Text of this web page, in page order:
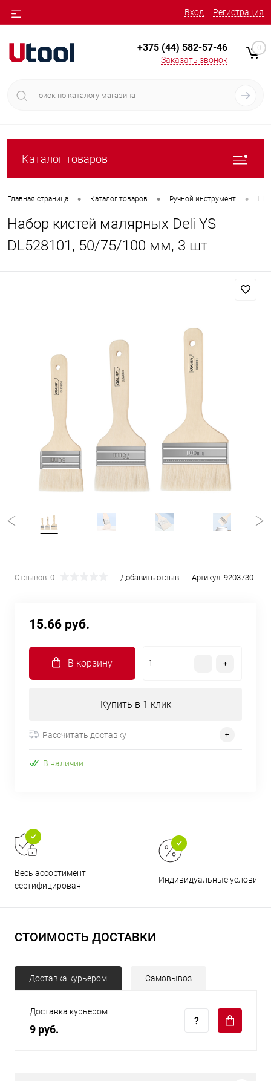
Вход Регистрация
+375 (44) 582-57-46
Заказать звонок
0
Каталог товаров
Главная страница • Каталог товаров • Ручной инструмент •
Набор кистей малярных Deli YS
DL528101, 50/75/100 мм, 3 шт
Отзывов: 0 Добавить отзыв Артикул: 9203730
15.66 руб.
В корзину
Купить в 1 клик
Рассчитать доставку
В наличии
Весь ассортимент
сертифицирован
Индивидуальные условия
СТОИМОСТЬ ДОСТАВКИ
Доставка курьером Самовывоз
Доставка курьером
9 руб.